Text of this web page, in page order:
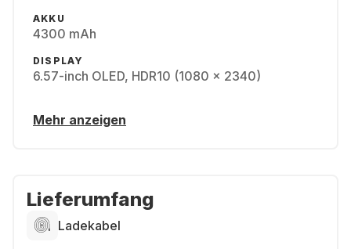
AKKU
4300 mAh
DISPLAY
6.57-inch OLED, HDR10 (1080 x 2340)
Mehr anzeigen
Lieferumfang
Ladekabel